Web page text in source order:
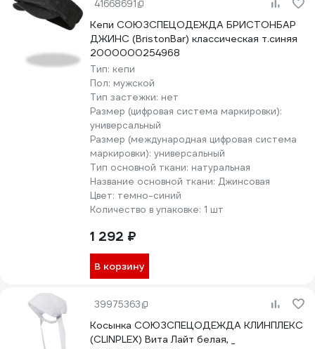
41668691
Кепи СОЮЗСПЕЦОДЕЖДА БРИСТОНБАР
ДЖИНС (BristonBar) классическая т.синяя
2000000254968
Тип: кепи
Пол: мужской
Тип застежки: нет
Размер (цифровая система маркировки):
универсальный
Размер (международная цифровая система
маркировки): универсальный
Тип основной ткани: натуральная
Название основной ткани: Джинсовая
Цвет: темно-синий
Количество в упаковке: 1 шт
1 292 ₽
В корзину
39975363
Косынка СОЮЗСПЕЦОДЕЖДА КЛИНПЛЕКС
(CLINPLEX) Вита Лайт белая, _